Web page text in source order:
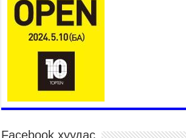
үргэлжилж байна
2026 оны 7 сар 20 / 9 цаг 14 минут
Усархаг аадар бороо орж байгаа тул аюулгүй
байдлаа хангаж, үер усны аюулаас
сэрэмжлэхийг нийслэлийн Онцгой байдлын
газраас анхааруулж байна
2026 оны 7 сар 20 / 9 цаг 09 минут
311 алба хаагч, 119 техник хэрэгсэлтэй ажиллаж
Facebook хуудас